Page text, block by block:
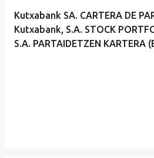
Kutxabank SA. CARTERA DE
Kutxabank, S.A. STOCK
S.A. PARTAIDETZEN KARTERA